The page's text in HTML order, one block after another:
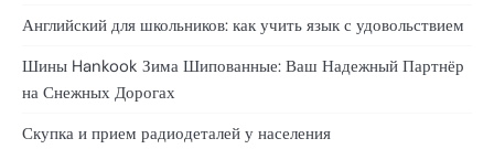
Английский для школьников: как учить язык с удовольствием
Шины Hankook Зима Шипованные: Ваш Надежный Партнёр
на Снежных Дорогах
Скупка и прием радиодеталей у населения